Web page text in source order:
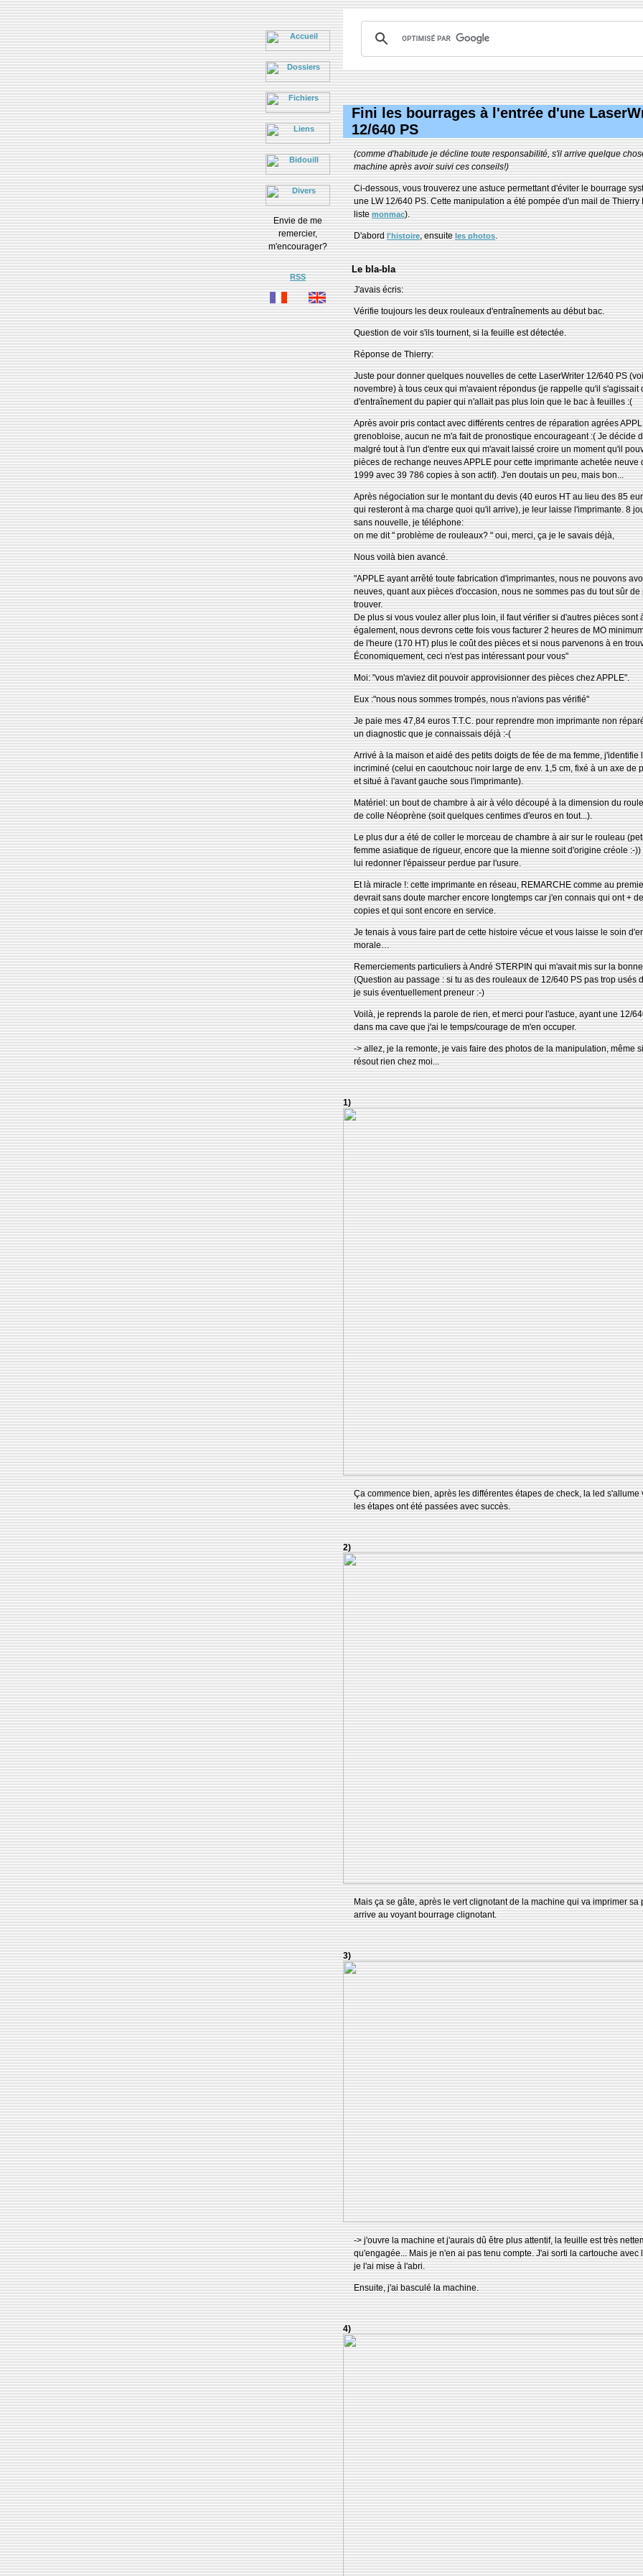
Envie de me
remercier,
m'encourager?
RSS
Fini les bourrages à l'entrée d'une
12/640 PS
(comme d'habitude je décline toute responsabilité, s'il arrive quelque
machine après avoir suivi ces conseils!)
Ci-dessous, vous trouverez une astuce permettant d'éviter le bourrage
une LW 12/640 PS. Cette manipulation a été pompée d'un mail de Thierry
listemonmac).
D'abord l'histoire, ensuite les photos.
Le bla-bla
J'avais écris:
Vérifie toujours les deux rouleaux d'entraînements au début bac.
Question de voir s'ils tournent, si la feuille est détectée.
Réponse de Thierry:
Juste pour donner quelques nouvelles de cette LaserWriter 12/640 PS
novembre) à tous ceux qui m'avaient répondus (je rappelle qu'il s'agissait
d'entraînement du papier qui n'allait pas plus loin que le bac à feuilles :(
Après avoir pris contact avec différents centres de réparation agrées
grenobloise, aucun ne m'a fait de pronostique encourageant :( Je décide
malgré tout à l'un d'entre eux qui m'avait laissé croire un moment qu'il
pièces de rechange neuves APPLE pour cette imprimante achetée neuve
1999 avec 39 786 copies à son actif). J'en doutais un peu, mais bon...
Après négociation sur le montant du devis (40 euros HT au lieu des 85
qui resteront à ma charge quoi qu'il arrive), je leur laisse l'imprimante. 8
sans nouvelle, je téléphone:
on me dit " problème de rouleaux? " oui, merci, ça je le savais déjà,
Nous voilà bien avancé.
"APPLE ayant arrêté toute fabrication d'imprimantes, nous ne pouvons
neuves, quant aux pièces d'occasion, nous ne sommes pas du tout sûr de
trouver.
De plus si vous voulez aller plus loin, il faut vérifier si d'autres pièces sont
également, nous devrons cette fois vous facturer 2 heures de MO
de l'heure (170 HT) plus le coût des pièces et si nous parvenons à en
Économiquement, ceci n'est pas intéressant pour vous"
Moi: "vous m'aviez dit pouvoir approvisionner des pièces chez APPLE".
Eux :"nous nous sommes trompés, nous n'avions pas vérifié"
Je paie mes 47,84 euros T.T.C. pour reprendre mon imprimante non
un diagnostic que je connaissais déjà :-(
Arrivé à la maison et aidé des petits doigts de fée de ma femme, j'identifie
incriminé (celui en caoutchouc noir large de env. 1,5 cm, fixé à un axe de
et situé à l'avant gauche sous l'imprimante).
Matériel: un bout de chambre à air à vélo découpé à la dimension du
de colle Néoprène (soit quelques centimes d'euros en tout...).
Le plus dur a été de coller le morceau de chambre à air sur le rouleau
femme asiatique de rigueur, encore que la mienne soit d'origine créole :-
lui redonner l'épaisseur perdue par l'usure.
Et là miracle !: cette imprimante en réseau, REMARCHE comme au
devrait sans doute marcher encore longtemps car j'en connais qui ont +
copies et qui sont encore en service.
Je tenais à vous faire part de cette histoire vécue et vous laisse le soin
morale…
Remerciements particuliers à André STERPIN qui m'avait mis sur la
(Question au passage : si tu as des rouleaux de 12/640 PS pas trop usés
je suis éventuellement preneur :-)
Voilà, je reprends la parole de rien, et merci pour l'astuce, ayant une 12/
dans ma cave que j'ai le temps/courage de m'en occuper.
-> allez, je la remonte, je vais faire des photos de la manipulation, même
résout rien chez moi...
1)
Ça commence bien, après les différentes étapes de check, la led s'allume
les étapes ont été passées avec succès.
2)
Mais ça se gâte, après le vert clignotant de la machine qui va imprimer sa
arrive au voyant bourrage clignotant.
3)
-> j'ouvre la machine et j'aurais dû être plus attentif, la feuille est très
qu'engagée... Mais je n'en ai pas tenu compte. J'ai sorti la cartouche avec
je l'ai mise à l'abri.
Ensuite, j'ai basculé la machine.
4)